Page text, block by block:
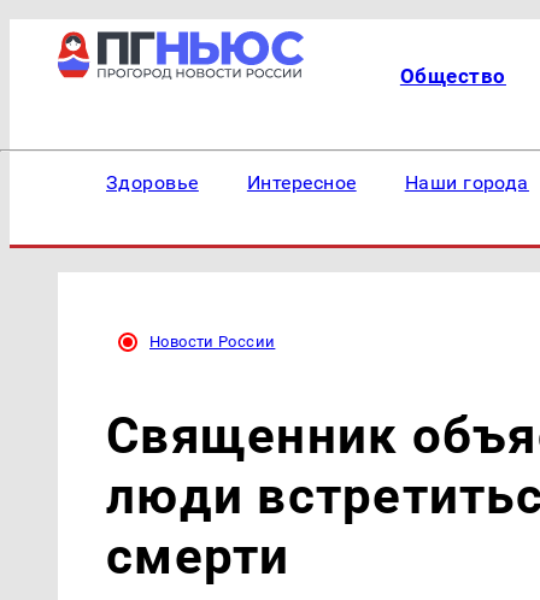
Общество
Здоровье Интересное Наши города
Новости России
Священник
люди
смерти